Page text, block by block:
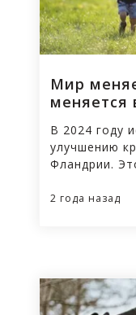
Мир
меняется
В 2024 году
улучшению
Фландрии.
пройти
2 года назад